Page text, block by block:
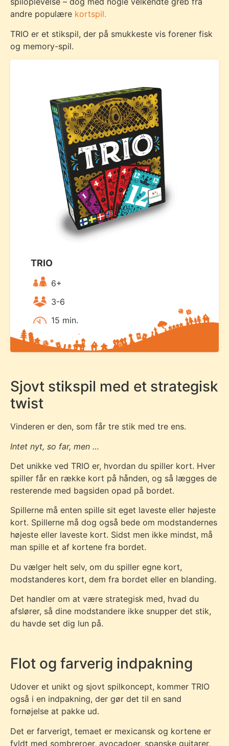
andre populære kortspil.
TRIO er et stikspil, der på smukkeste vis forener fisk
og memory-spil.
TRIO
6+
3-6
15 min.
Sjovt stikspil med et strategisk
twist
Vinderen er den, som får tre stik med tre ens.
Intet nyt, so far, men …
Det unikke ved TRIO er, hvordan du spiller kort. Hver
spiller får en række kort på hånden, og så lægges de
resterende med bagsiden opad på bordet.
Spillerne må enten spille sit eget laveste eller højeste
kort. Spillerne må dog også bede om modstandernes
højeste eller laveste kort. Sidst men ikke mindst, må
man spille et af kortene fra bordet.
Du vælger helt selv, om du spiller egne kort,
modstanderes kort, dem fra bordet eller en blanding.
Det handler om at være strategisk med, hvad du
afslører, så dine modstandere ikke snupper det stik,
du havde set dig lun på.
Flot og farverig indpakning
Udover et unikt og sjovt spilkoncept, kommer TRIO
også i en indpakning, der gør det til en sand
fornøjelse at pakke ud.
Det er farverigt, temaet er mexicansk og kortene er
fyldt med sombreroer, avocadoer, spanske guitarer,